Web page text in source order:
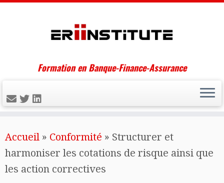
to
content
Formation en Banque-Finance-Assurance
Accueil » Conformité » Structurer et
harmoniser les cotations de risque ainsi que
les action correctives